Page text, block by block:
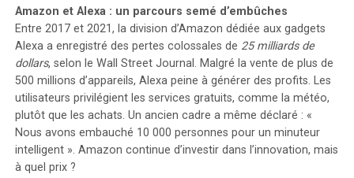
Amazon et Alexa : un parcours semé d’embûches
Entre 2017 et 2021, la division d’Amazon dédiée aux gadgets
Alexa a enregistré des pertes colossales de 25 milliards de
dollars, selon le Wall Street Journal. Malgré la vente de plus de
500 millions d’appareils, Alexa peine à générer des profits. Les
utilisateurs privilégient les services gratuits, comme la météo,
plutôt que les achats. Un ancien cadre a même déclaré : «
Nous avons embauché 10 000 personnes pour un minuteur
intelligent ». Amazon continue d’investir dans l’innovation, mais
à quel prix ?